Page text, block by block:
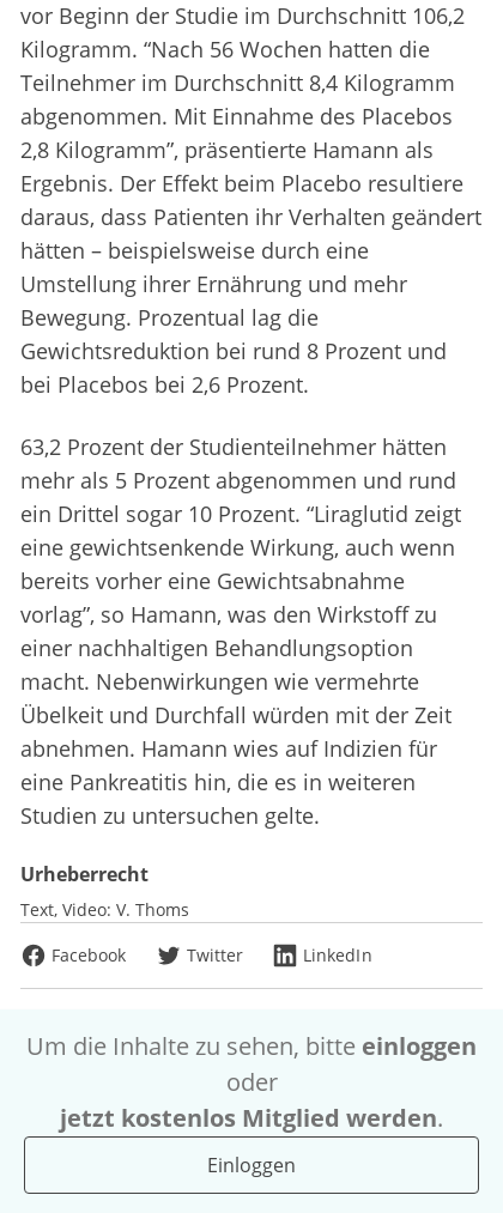
vor Beginn der Studie im Durchschnitt 106,2
Kilogramm. “Nach 56 Wochen hatten die
Teilnehmer im Durchschnitt 8,4 Kilogramm
abgenommen. Mit Einnahme des Placebos
2,8 Kilogramm”, präsentierte Hamann als
Ergebnis. Der Effekt beim Placebo resultiere
daraus, dass Patienten ihr Verhalten geändert
hätten – beispielsweise durch eine
Umstellung ihrer Ernährung und mehr
Bewegung. Prozentual lag die
Gewichtsreduktion bei rund 8 Prozent und
bei Placebos bei 2,6 Prozent.
63,2 Prozent der Studienteilnehmer hätten
mehr als 5 Prozent abgenommen und rund
ein Drittel sogar 10 Prozent. “Liraglutid zeigt
eine gewichtsenkende Wirkung, auch wenn
bereits vorher eine Gewichtsabnahme
vorlag”, so Hamann, was den Wirkstoff zu
einer nachhaltigen Behandlungsoption
macht. Nebenwirkungen wie vermehrte
Übelkeit und Durchfall würden mit der Zeit
abnehmen. Hamann wies auf Indizien für
eine Pankreatitis hin, die es in weiteren
Studien zu untersuchen gelte.
Urheberrecht
Text, Video: V. Thoms
Facebook
Twitter LinkedIn
Um die Inhalte zu sehen, bitte einloggen
oder
jetzt kostenlos Mitglied werden.
Einloggen